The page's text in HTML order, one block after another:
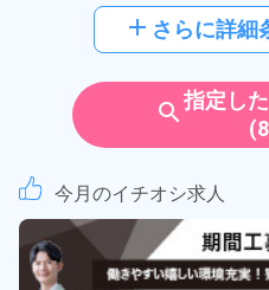
選択してくださ
雇用形態 派遣社員
紹介予定
正社員
add さらに詳細
search指定し
今月のイチオシ求人